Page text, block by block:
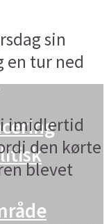
sin
en tur ned
imidlertid
den kørte
blevet